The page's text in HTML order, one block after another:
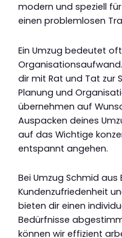
modern und speziell
einen problemlosen
Ein Umzug bedeutet
dir mit Rat und Tat zur
Planung und
übernehmen auf
Auspacken deines
auf das Wichtige
entspannt angehen.
Bei Umzug Schmid aus
Kundenzufriedenheit
bieten dir einen
Bedürfnisse
können wir effizient